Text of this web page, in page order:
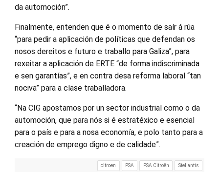
da automoción”.
Finalmente, entenden que é o momento de saír á rúa
“para pedir a aplicación de políticas que defendan os
nosos dereitos e futuro e traballo para Galiza”, para
rexeitar a aplicación de ERTE “de forma indiscriminada
e sen garantías”, e en contra desa reforma laboral “tan
nociva” para a clase traballadora.
“Na CIG apostamos por un sector industrial como o da
automoción, que para nós si é estratéxico e esencial
para o país e para a nosa economía, e polo tanto para a
creación de emprego digno e de calidade”.
citroen PSA PSA Citroën Stellantis